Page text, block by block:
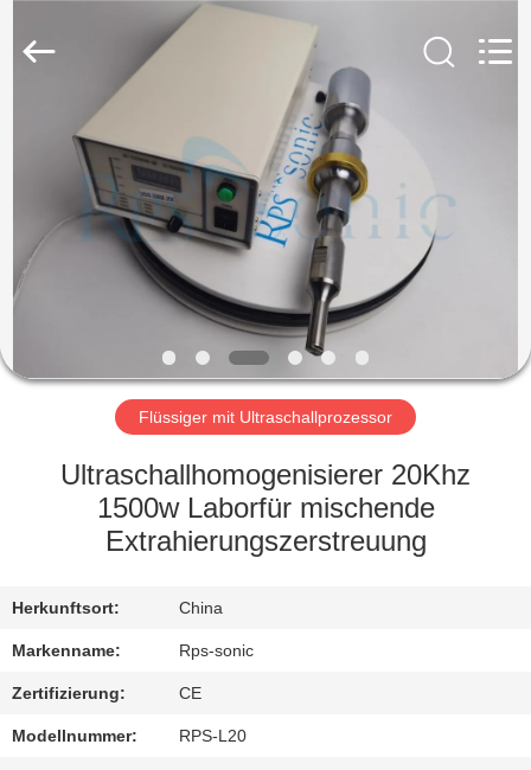
HAUS
PRODUKTE
ÜBER
UNS
FABRIK-
AUSFLUG
QUALITÄTSKONTROLLE
SIE
MIT
UNS
IN
Ltd..
Flüssiger mit Ultraschallprozessor
Ultraschallhomogenisierer 20Khz
1500w Laborfür mischende
Extrahierungszerstreuung
Herkunftsort: China
Markenname: Rps-sonic
Zertifizierung: CE
Modellnummer: RPS-L20